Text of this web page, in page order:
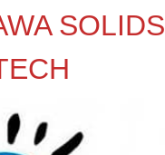
SOLIDS